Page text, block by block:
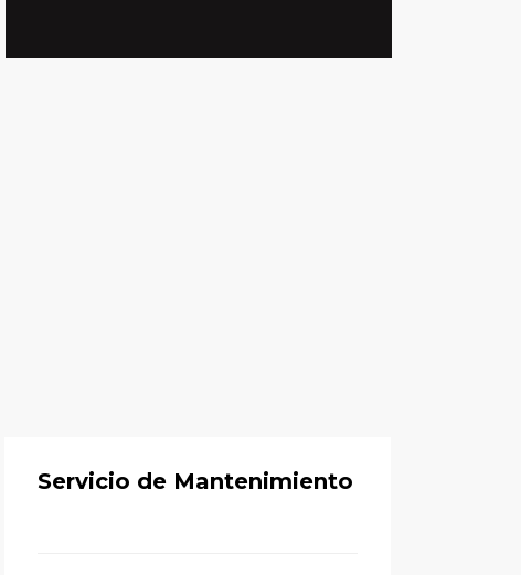
Servicio de Mantenimiento